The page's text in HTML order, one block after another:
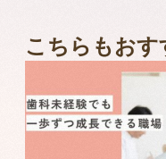
こちらもおす